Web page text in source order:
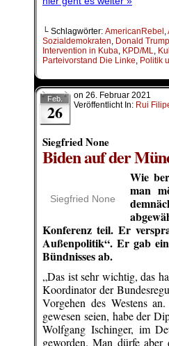
└ Schlagwörter: AmericanRebel ,
Sozialdemokraten, Donald Trump
Intervention in Kuba, KPD/ML,
Parteivorstand Die Linke, Politik
Feb.
26
on 26. Februar 2021
Veröffentlicht In: Rui
Siegfried None
Biden auf der
Siegfried None
Wie
man
Konferenz teil. Er
Außenpolitik“. Er gab
Bündnisses ab.
„Das ist sehr wichtig, das
Koordinator der
Vorgehen des Westens
gewesen seien, habe der
Wolfgang Ischinger, im
geworden. Man dürfe